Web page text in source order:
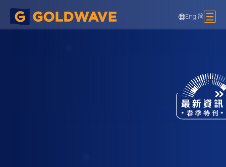
Eng|简